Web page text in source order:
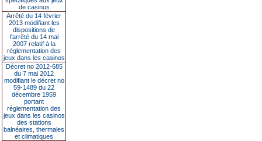
de casinos
Arrêté du 14 février
2013 modifiant les
dispositions de
l'arrêté du 14 mai
2007 relatif à la
réglementation des
jeux dans les casinos
Décret no 2012-685
du 7 mai 2012
modifiant le décret no
59-1489 du 22
décembre 1959
portant
réglementation des
jeux dans les casinos
des stations
balnéaires, thermales
et climatiques